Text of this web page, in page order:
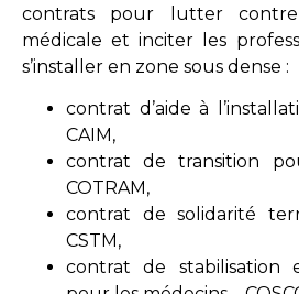
contrats pour lutter
médicale et inciter les
s’installer en zone sous dense :
contrat d’aide à
CAIM,
contrat de transition
COTRAM,
contrat de solidarité
CSTM,
contrat de stabilisation